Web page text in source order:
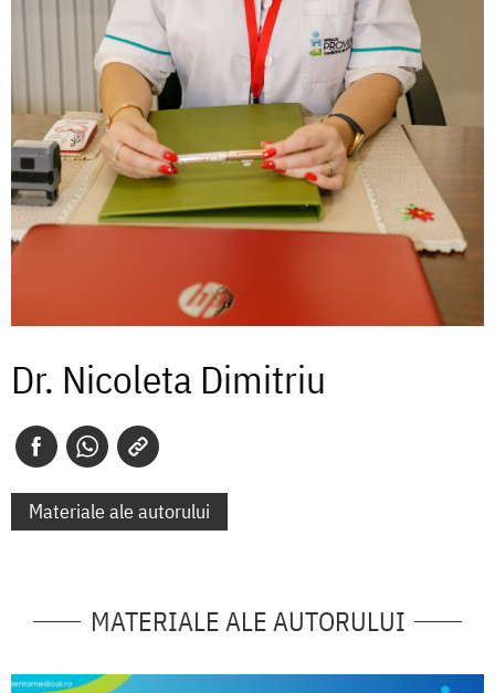
Dr. Nicoleta Dimitriu
Materiale ale autorului
MATERIALE ALE AUTORULUI